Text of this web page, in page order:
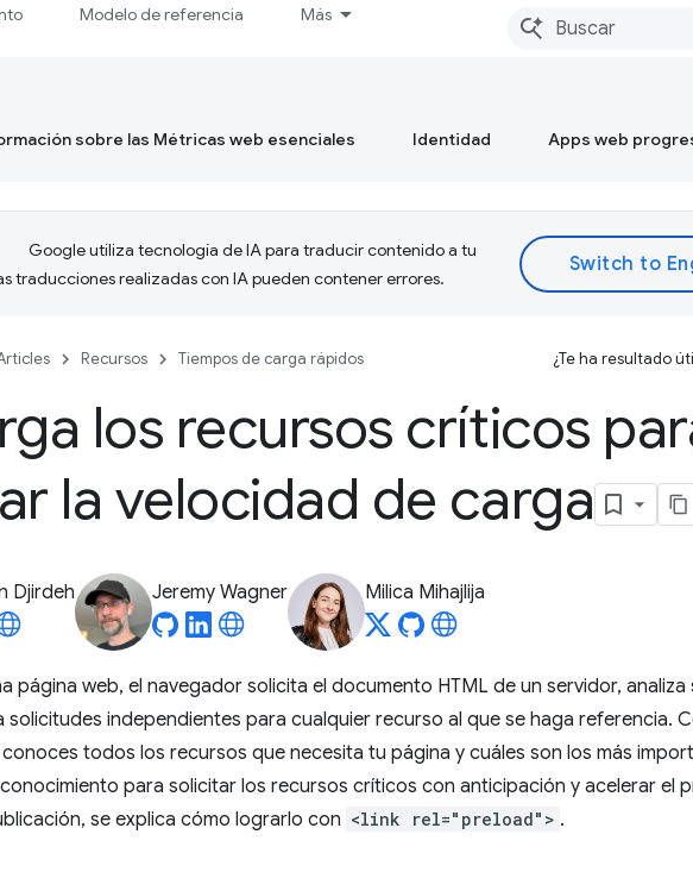
Modelo de referencia Más
sobre las Métricas web esenciales Identidad Apps web
Google utiliza tecnología de IA para traducir contenido a tu
traducciones realizadas con IA pueden contener errores.
Recursos Tiempos de carga rápidos ¿Te ha resultado
los recursos críticos
la velocidad de carga
Djirdeh Jeremy Wagner Milica Mihajlija
página web, el navegador solicita el documento HTML de un servidor, analiza
solicitudes independientes para cualquier recurso al que se haga referencia.
todos los recursos que necesita tu página y cuáles son los más
para solicitar los recursos críticos con anticipación y acelerar el
se explica cómo lograrlo con <link rel="preload"> .